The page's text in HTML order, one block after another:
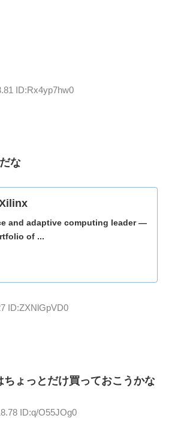
ID:Rx4yp7hw0
な
and adaptive computing leader —
of ...
ID:ZXNlGpVD0
ょっとだけ買っておこうかな
ID:q/O55JOg0